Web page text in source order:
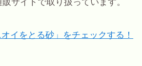
サイトで取り扱っています。
イをとる砂」をチェックする！